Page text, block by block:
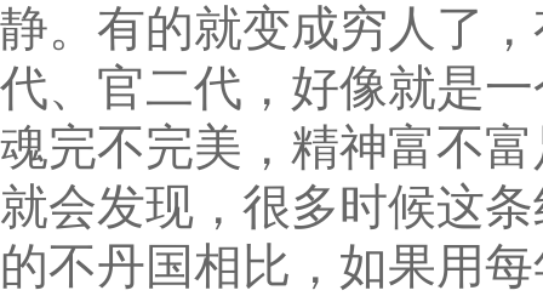
静。有的就变成穷人了
代、官二代，好像就是
魂完不完美，精神富不
就会发现，很多时候这
的不丹国相比，如果用